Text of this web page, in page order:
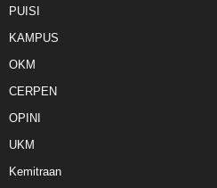
PUISI
KAMPUS
OKM
CERPEN
OPINI
UKM
Kemitraan